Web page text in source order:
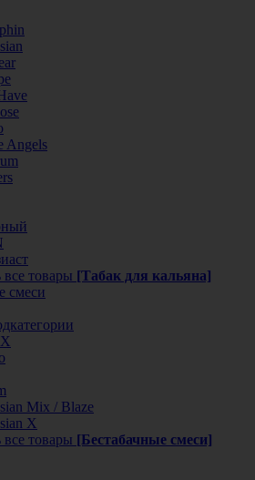
Angels
товары [Табак для кальяна]
смеси
Mix / Blaze
X
товары [Бестабачные смеси]